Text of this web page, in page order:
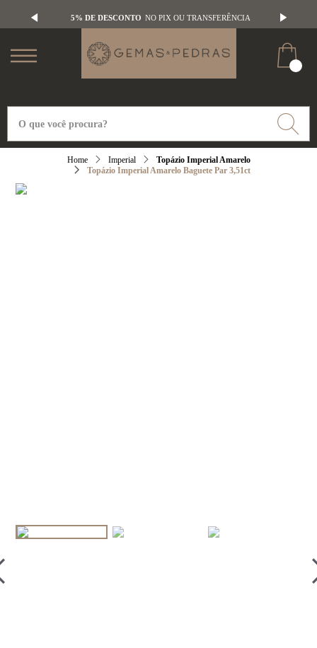
5% DE DESCONTO NO PIX OU TRANSFERÊNCIA
Imperial
Topázio Imperial Amarelo
Topázio Imperial Amarelo Baguete Par 3,51ct